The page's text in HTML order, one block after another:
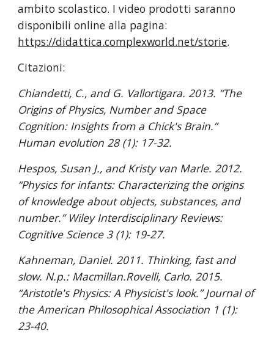
ambito scolastico. I video prodotti saranno
https://didattica.complexworld.net/storie.
Citazioni:
Chiandetti, C., and G. Vallortigara. 2013. “The
Origins of Physics, Number and Space
Cognition: Insights from a Chick's Brain.”
Human evolution 28 (1): 17-32.
Hespos, Susan J., and Kristy van Marle. 2012.
“Physics for infants: Characterizing the origins
of knowledge about objects, substances, and
number.” Wiley Interdisciplinary Reviews:
Cognitive Science 3 (1): 19-27.
Kahneman, Daniel. 2011. Thinking, fast and
slow. N.p.: Macmillan.Rovelli, Carlo. 2015.
“Aristotle's Physics: A Physicist's look.” Journal of
the American Philosophical Association 1 (1):
23-40.